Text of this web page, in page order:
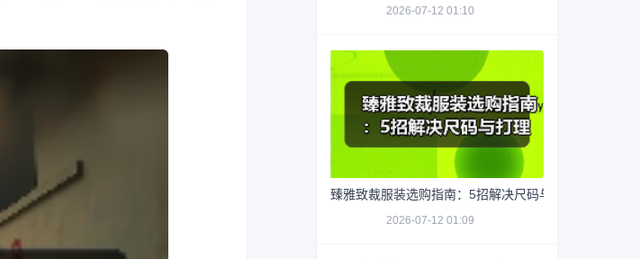
2026-07-12 01:10
臻雅致裁服装选购指南：5招解决尺码与打理难题
2026-07-12 01:09